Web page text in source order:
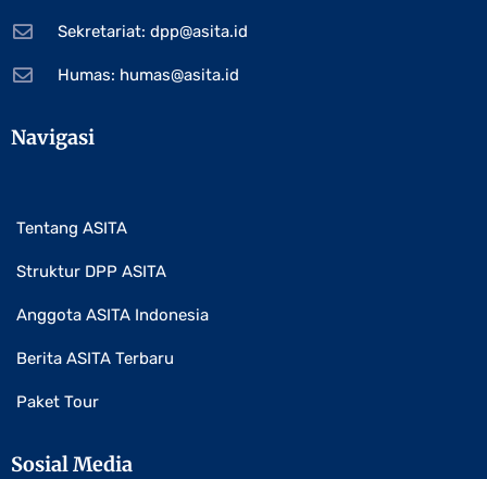
Sekretariat: dpp@asita.id
Humas: humas@asita.id
Navigasi
Tentang ASITA
Struktur DPP ASITA
Anggota ASITA Indonesia
Berita ASITA Terbaru
Paket Tour
Sosial Media